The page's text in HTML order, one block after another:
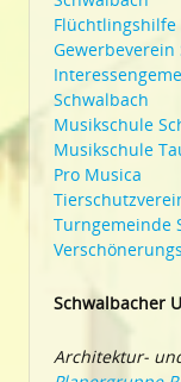
Flüchtlingshilfe
Gewerbeverein
Schwalbach
Musikschule
Musikschule
Pro Musica
Turngemeinde
Schwalbacher
Architektur-